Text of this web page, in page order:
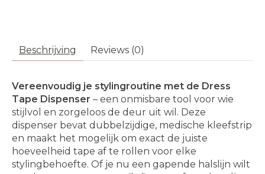
Beschrijving Reviews (0)
Vereenvoudig je stylingroutine met de Dress
Tape Dispenser – een onmisbare tool voor wie
stijlvol en zorgeloos de deur uit wil. Deze
dispenser bevat dubbelzijdige, medische kleefstrip
en maakt het mogelijk om exact de juiste
hoeveelheid tape af te rollen voor elke
stylingbehoefte. Of je nu een gapende halslijn wilt